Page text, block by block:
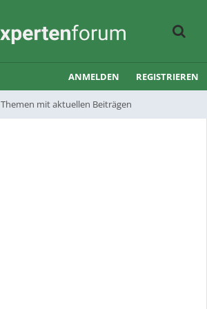
Themen mit aktuellen Beiträgen
ANMELDEN REGISTRIEREN